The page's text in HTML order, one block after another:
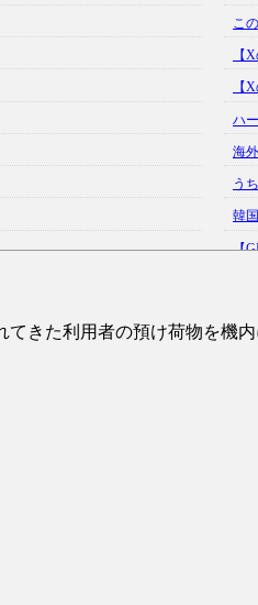
こ
【
【
ハ
海
う
韓
【
【
きた利用者の預け荷物を機